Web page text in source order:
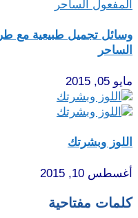
وسائل تجميل طبيعية مع
الساحر
مايو 05, 2015
اللوز وبشرتك
أغسطس 10, 2015
كلمات مفتاحية